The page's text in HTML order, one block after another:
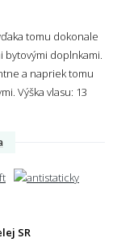
tomu dokonale
doplnkami.
a napriek tomu
Výška vlasu: 13
SR